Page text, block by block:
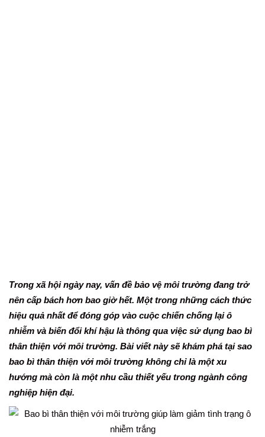
Trong xã hội ngày nay, vấn đề bảo vệ môi trường đang trở
nên cấp bách hơn bao giờ hết. Một trong những cách thức
hiệu quả nhất để đóng góp vào cuộc chiến chống lại ô
nhiễm và biến đổi khí hậu là thông qua việc sử dụng bao bì
thân thiện với môi trường. Bài viết này sẽ khám phá tại sao
bao bì thân thiện với môi trường không chỉ là một xu
hướng mà còn là một nhu cầu thiết yếu trong ngành công
nghiệp hiện đại.